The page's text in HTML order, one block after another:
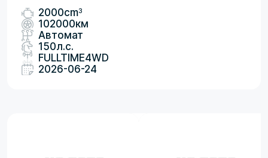
2000cm3
102000км
Автомат
150л.с.
FULLTIME4WD
2026-06-24